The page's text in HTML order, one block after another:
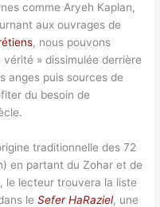
comme Aryeh Kaplan,
aux ouvrages de
, nous pouvons
vérité » dissimulée derrière
anges puis sources de
du besoin de
traditionnelle des 72
en partant du Zohar et de
le lecteur trouvera la liste
leSefer HaRaziel, une